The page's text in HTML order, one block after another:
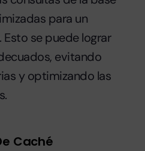
para un
se puede lograr
evitando
y optimizando las
Caché